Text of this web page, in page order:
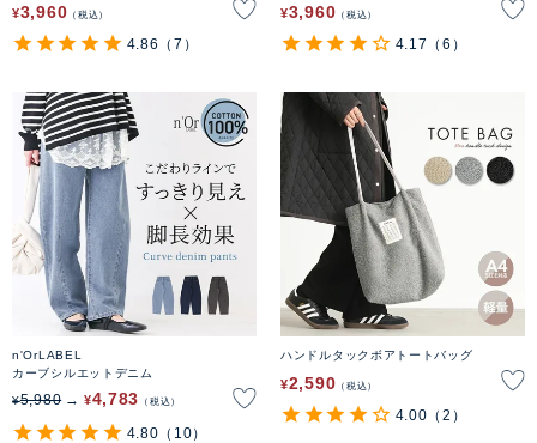
¥3,960 税込
4.86 （7）
¥3,960 税込
4.17 （6）
n'OrLABEL
カーブシルエットデニム
¥5,980 ¥4,783 税込
4.80 （10）
ハンドルタックボアトートバッグ
¥2,590 税込
4.00 （2）